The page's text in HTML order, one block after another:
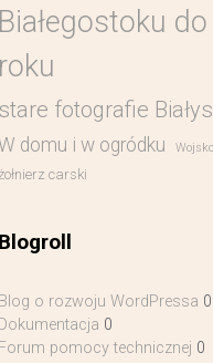
Białegostoku
roku
stare fotografie
domu i w ogródku
carski
Blogroll
Blog o rozwoju WordPressa 0
Dokumentacja 0
Forum pomocy technicznej 0